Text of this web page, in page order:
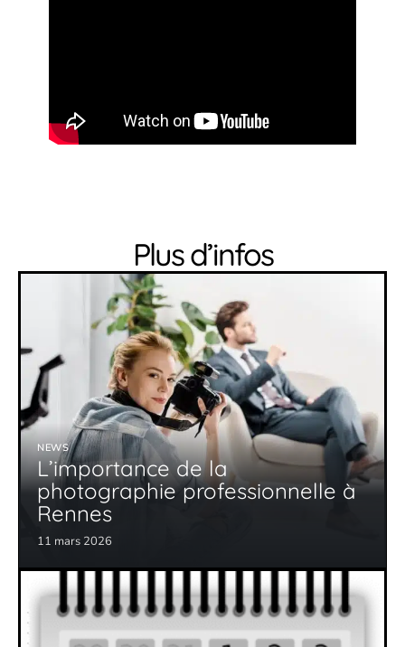
Plus d’infos
NEWS
L’importance de la
photographie professionnelle à
Rennes
11 mars 2026